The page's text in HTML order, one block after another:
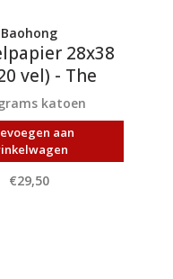
Baohong
28x38
vel) - The
Choice Artist
katoen
aan
€29,50